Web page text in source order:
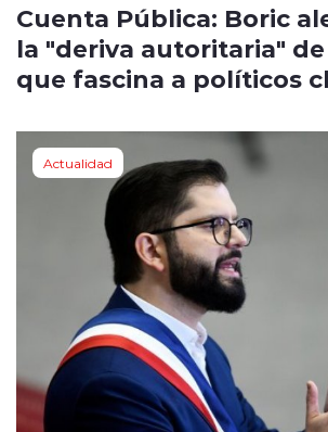
Cuenta Pública: Boric
la "deriva autoritaria"
que fascina a políticos
Actualidad